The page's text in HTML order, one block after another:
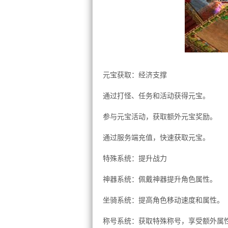
元宝获取：经济支撑
通过打怪、任务和活动获得元宝。
参与元宝活动，获取额外元宝奖励。
通过服务端充值，快速获取元宝。
特殊系统：提升战力
神器系统：佩戴神器提升角色属性。
坐骑系统：提高角色移动速度和属性。
称号系统：获取特殊称号，享受额外属